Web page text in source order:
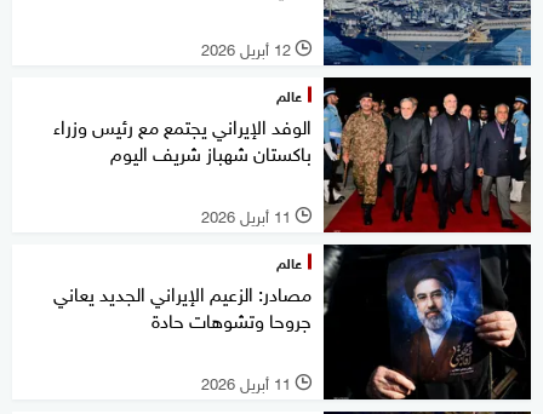
l 12 أبريل 2026
عالم
الوفد الإيراني يجتمع مع رئيس وزراء
باكستان شهباز شريف اليوم
l 11 أبريل 2026
عالم
مصادر: الزعيم الإيراني الجديد يعاني
جروحا وتشوهات حادة
l 11 أبريل 2026